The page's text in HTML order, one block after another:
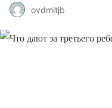
ovdmitjb